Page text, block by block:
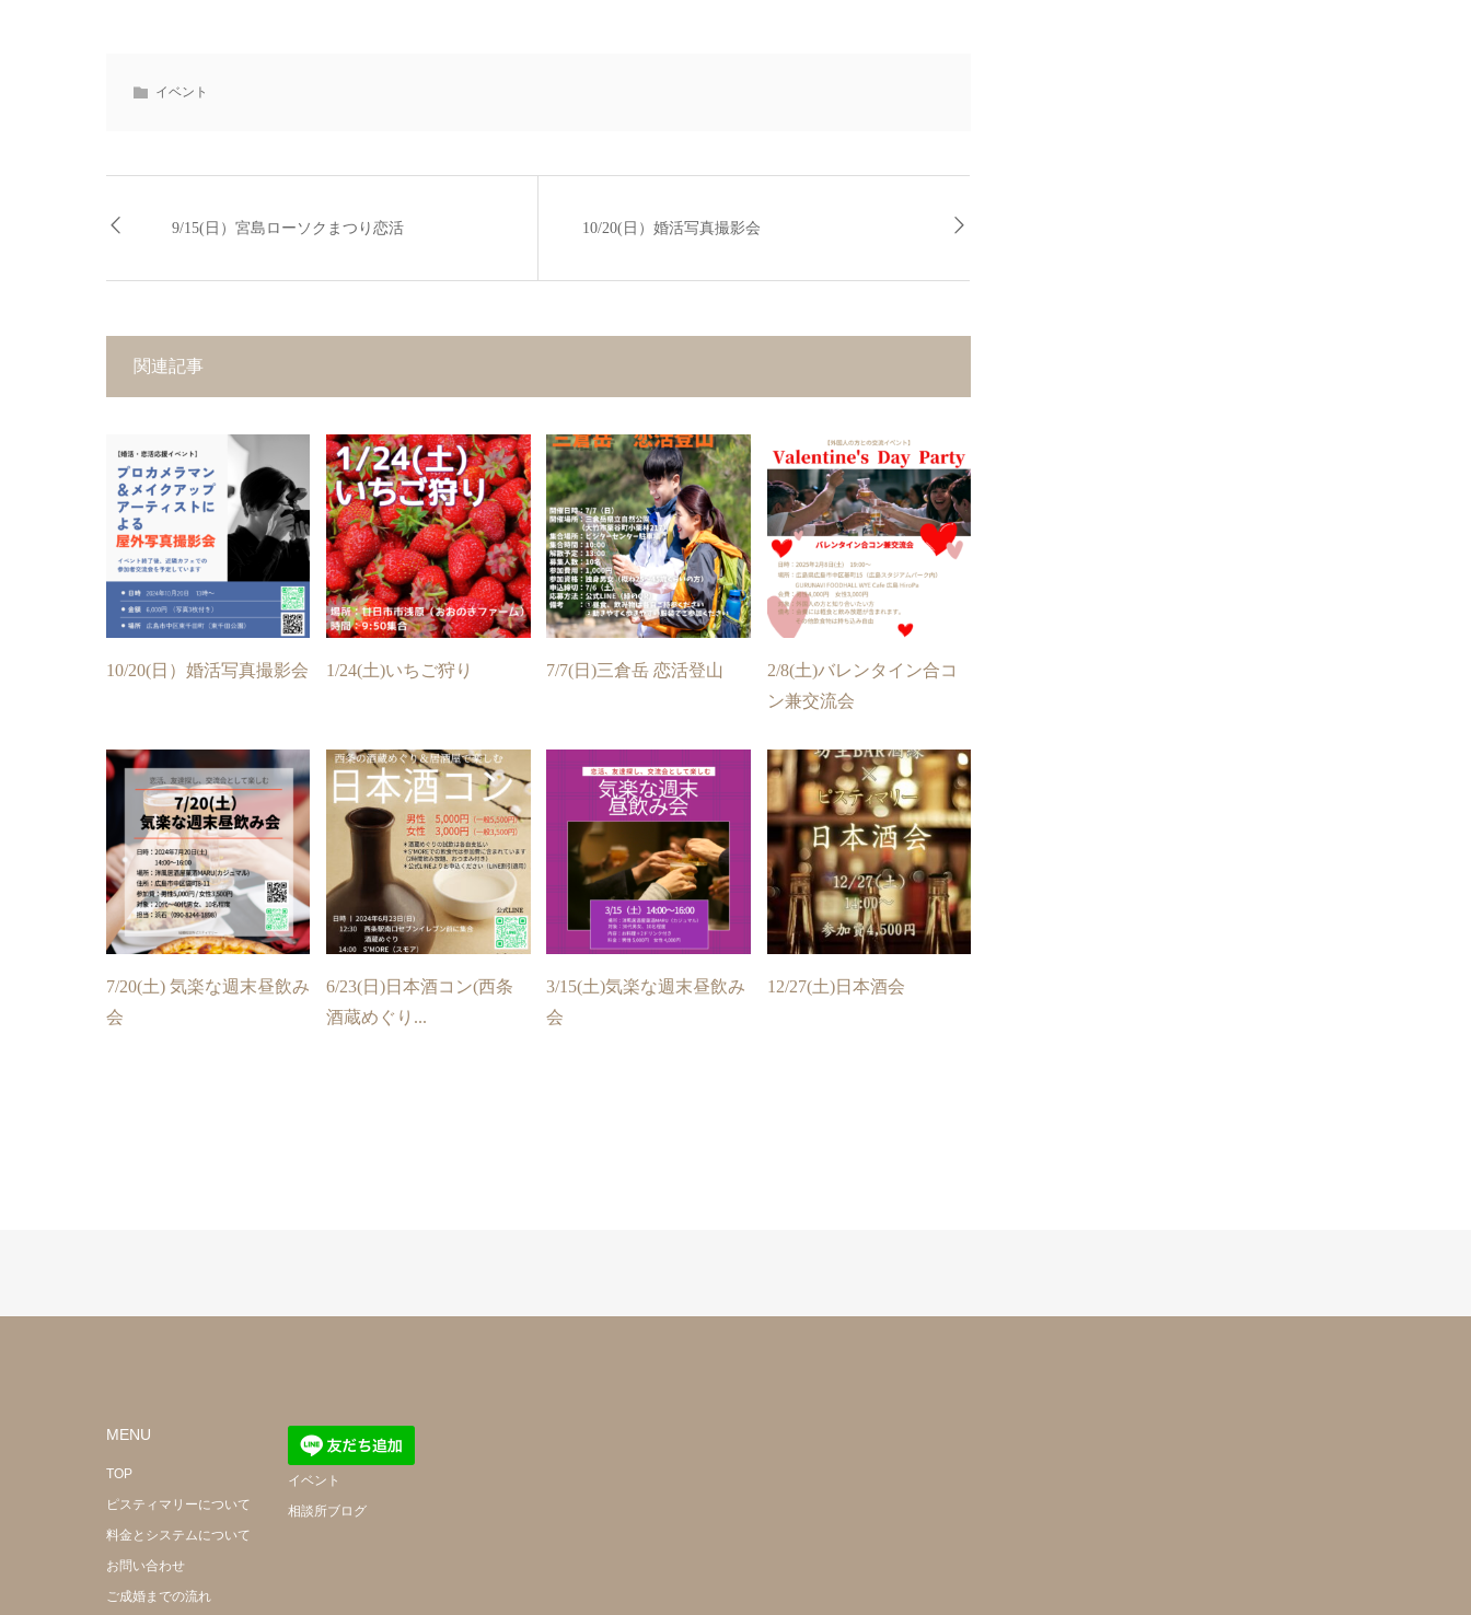
イベント
9/15(日）宮島ローソクまつり恋活 10/20(日）婚活写真撮影会
関連記事
10/20(日）婚活写真撮影会 1/24(土)いちご狩り 7/7(日)三倉岳 恋活登山
2/8(土)バレンタイン合コ
ン兼交流会
7/20(土) 気楽な週末昼飲み
会
6/23(日)日本酒コン(西条
酒蔵めぐり...
3/15(土)気楽な週末昼飲み
会
12/27(土)日本酒会
MENU
TOP
ピスティマリーについて
料金とシステムについて
お問い合わせ
ご成婚までの流れ
イベント
相談所ブログ